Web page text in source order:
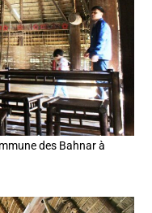
des Bahnar à